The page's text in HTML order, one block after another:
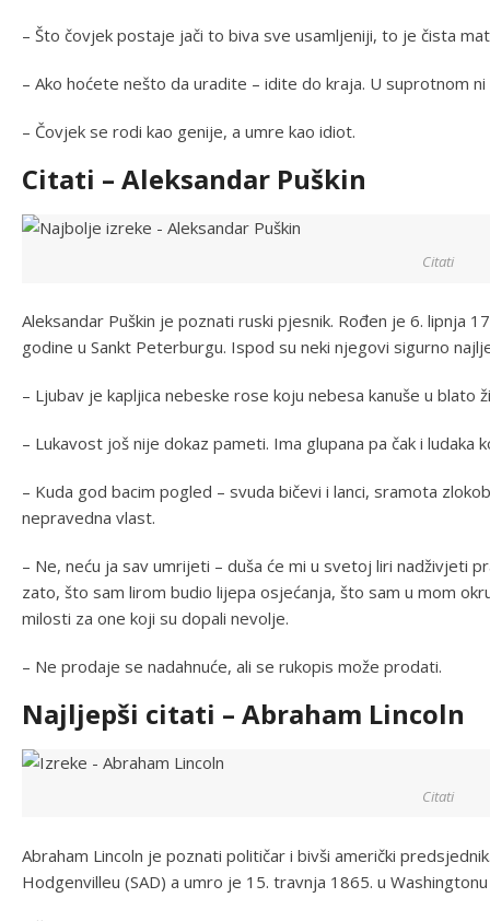
– Što čovjek postaje jači to biva sve usamljeniji, to je čista
– Ako hoćete nešto da uradite – idite do kraja. U suprotnom
– Čovjek se rodi kao genije, a umre kao idiot.
Citati – Aleksandar Puškin
Citati
Aleksandar Puškin je poznati ruski pjesnik. Rođen je 6. lipnja
godine u Sankt Peterburgu. Ispod su neki njegovi sigurno
– Ljubav je kapljica nebeske rose koju nebesa kanuše u blato
– Lukavost još nije dokaz pameti. Ima glupana pa čak i ludaka
– Kuda god bacim pogled – svuda bičevi i lanci, sramota
nepravedna vlast.
– Ne, neću ja sav umrijeti – duša će mi u svetoj liri nadživjeti
zato, što sam lirom budio lijepa osjećanja, što sam u mom
milosti za one koji su dopali nevolje.
– Ne prodaje se nadahnuće, ali se rukopis može prodati.
Najljepši citati – Abraham Lincoln
Citati
Abraham Lincoln je poznati političar i bivši američki
Hodgenvilleu (SAD) a umro je 15. travnja 1865. u